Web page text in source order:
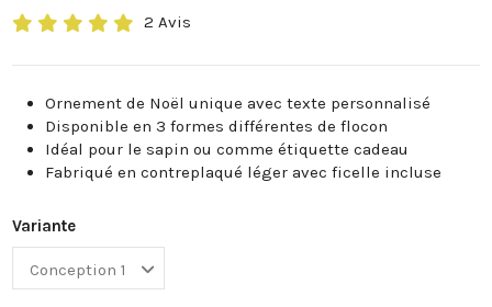
2 Avis
Ornement de Noël unique avec texte personnalisé
Disponible en 3 formes différentes de flocon
Idéal pour le sapin ou comme étiquette cadeau
Fabriqué en contreplaqué léger avec ficelle incluse
Variante